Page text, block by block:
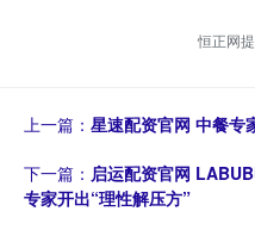
恒正网
上一篇： 星速配资官网 中餐专
下一篇： 启运配资官网
专家开出“理性解压方”